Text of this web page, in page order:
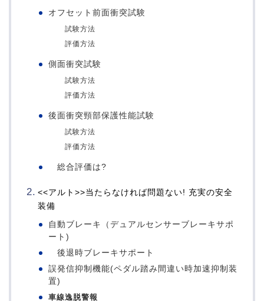
オフセット前面衝突試験
試験方法
評価方法
側面衝突試験
試験方法
評価方法
後面衝突頸部保護性能試験
試験方法
評価方法
総合評価は?
<<アルト>>当たらなければ問題ない! 充実の安全
装備
自動ブレーキ（デュアルセンサーブレーキサポ
ート)
後退時ブレーキサポート
誤発信抑制機能(ペダル踏み間違い時加速抑制装
置)
車線逸脱警報